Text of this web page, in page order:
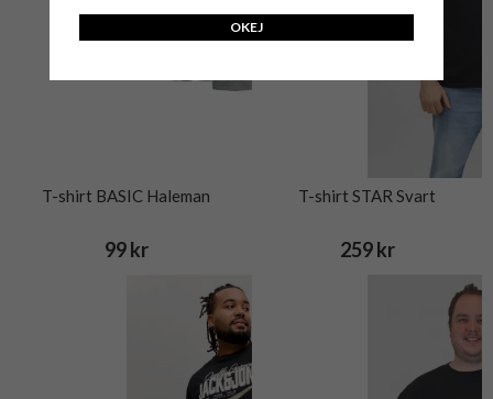
T-shirt BASIC Haleman
99 kr
T-shirt STAR Svart
259 kr
OKEJ